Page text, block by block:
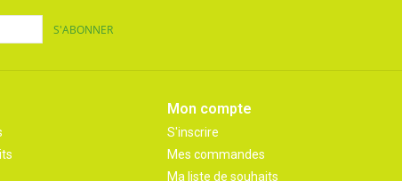
S'ABONNER
Mon compte
S'inscrire
Mes commandes
Ma liste de souhaits